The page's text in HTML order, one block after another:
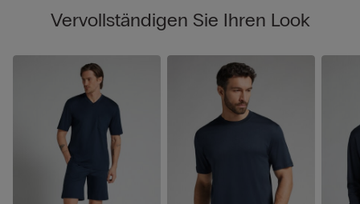
Vervollständigen Sie Ihren Look